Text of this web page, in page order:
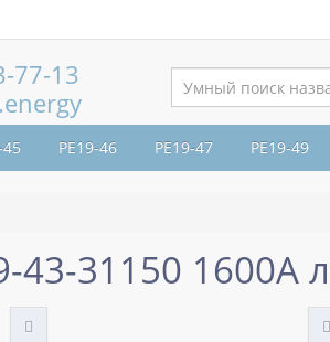
77-13
РЕ19-46 РЕ19-47 РЕ19-49
43-31150 1600А